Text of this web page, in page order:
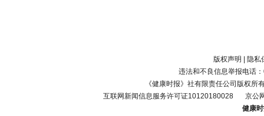
版权声明
隐私
违法和不良信息举报电话
《健康时报》社有限责任公司版权所
互联网新闻信息服务许可证10120180028
京公
健康